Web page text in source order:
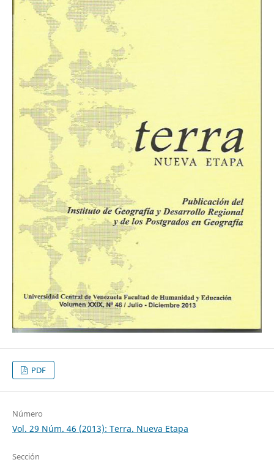
PDF
Número
Vol. 29 Núm. 46 (2013): Terra. Nueva Etapa
Sección